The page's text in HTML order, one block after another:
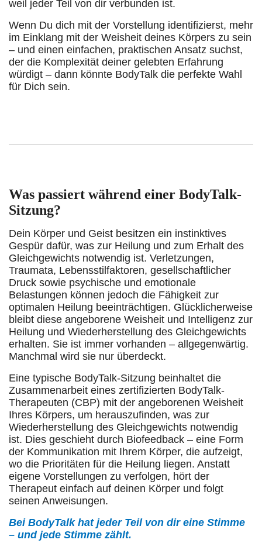
weil jeder Teil von dir verbunden ist.
Wenn Du dich mit der Vorstellung identifizierst, mehr
im Einklang mit der Weisheit deines Körpers zu sein
– und einen einfachen, praktischen Ansatz suchst,
der die Komplexität deiner gelebten Erfahrung
würdigt – dann könnte BodyTalk die perfekte Wahl
für Dich sein.
Was passiert während einer BodyTalk-
Sitzung?
Dein Körper und Geist besitzen ein instinktives
Gespür dafür, was zur Heilung und zum Erhalt des
Gleichgewichts notwendig ist. Verletzungen,
Traumata, Lebensstilfaktoren, gesellschaftlicher
Druck sowie psychische und emotionale
Belastungen können jedoch die Fähigkeit zur
optimalen Heilung beeinträchtigen. Glücklicherweise
bleibt diese angeborene Weisheit und Intelligenz zur
Heilung und Wiederherstellung des Gleichgewichts
erhalten. Sie ist immer vorhanden – allgegenwärtig.
Manchmal wird sie nur überdeckt.
Eine typische BodyTalk-Sitzung beinhaltet die
Zusammenarbeit eines zertifizierten BodyTalk-
Therapeuten (CBP) mit der angeborenen Weisheit
Ihres Körpers, um herauszufinden, was zur
Wiederherstellung des Gleichgewichts notwendig
ist. Dies geschieht durch Biofeedback – eine Form
der Kommunikation mit Ihrem Körper, die aufzeigt,
wo die Prioritäten für die Heilung liegen. Anstatt
eigene Vorstellungen zu verfolgen, hört der
Therapeut einfach auf deinen Körper und folgt
seinen Anweisungen.
Bei BodyTalk hat jeder Teil von dir eine Stimme
– und jede Stimme zählt.